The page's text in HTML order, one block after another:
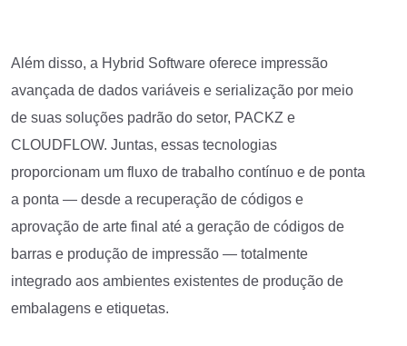
Além disso, a Hybrid Software oferece impressão
avançada de dados variáveis e serialização por meio
de suas soluções padrão do setor, PACKZ e
CLOUDFLOW. Juntas, essas tecnologias
proporcionam um fluxo de trabalho contínuo e de ponta
a ponta — desde a recuperação de códigos e
aprovação de arte final até a geração de códigos de
barras e produção de impressão — totalmente
integrado aos ambientes existentes de produção de
embalagens e etiquetas.